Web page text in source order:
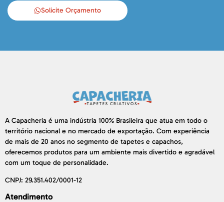
Solicite Orçamento
A Capacheria é uma indústria 100% Brasileira que atua em todo o
território nacional e no mercado de exportação. Com experiência
de mais de 20 anos no segmento de tapetes e capachos,
oferecemos produtos para um ambiente mais divertido e agradável
com um toque de personalidade.
CNPJ: 29.351.402/0001-12
Atendimento